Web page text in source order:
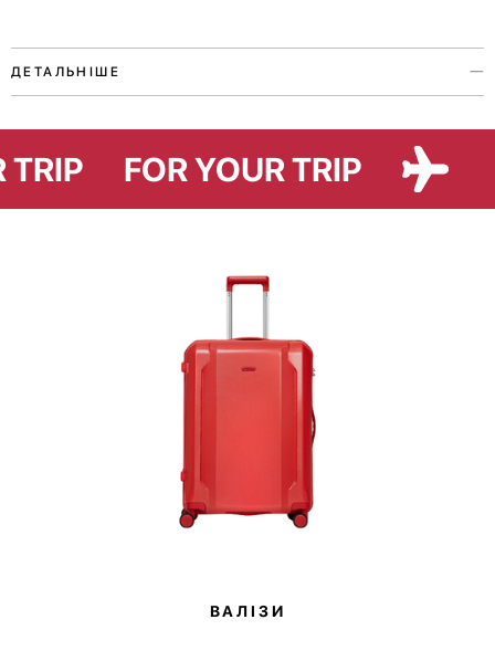
ДЕТАЛЬНІШЕ
Будьте певні, з ним ваша валіза надійно захищена. Чохол не тільки
вбереже її від пилу та бруду, а й дозволить зекономити час і гроші в
Аксесуар легкий у догляді, адже у разі виникнення забруднень
TRIP FOR YOUR TRIP
ВАЛІЗИ